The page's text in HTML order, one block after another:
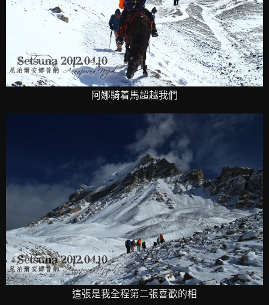
阿娜騎着馬超越我們
這張是我全程第二張喜歡的相